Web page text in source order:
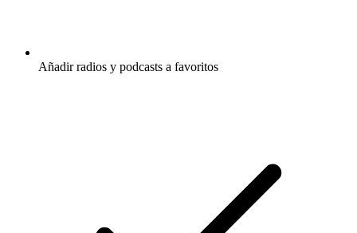
Añadir radios y podcasts a favoritos